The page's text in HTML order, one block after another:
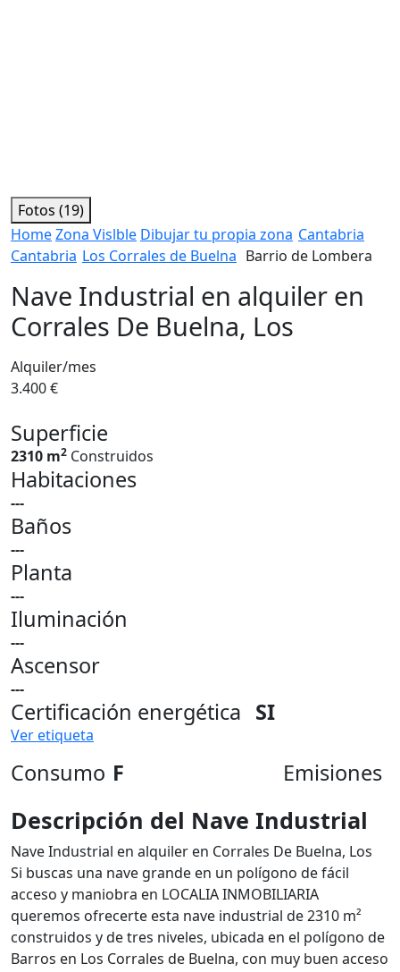
Fotos (19)
HomeZona Vislble Dibujar tu propia zona Cantabria
Cantabria Los Corrales de Buelna Barrio de Lombera
Nave Industrial en alquiler en
Corrales De Buelna, Los
Alquiler/mes
3.400 €
Superficie
2310 m2 Construidos
Habitaciones
---
Baños
---
Planta
---
Iluminación
---
Ascensor
---
Certificación energética SI
Ver etiqueta
Consumo F Emisiones
Descripción del Nave Industrial
Nave Industrial en alquiler en Corrales De Buelna, Los
Si buscas una nave grande en un polígono de fácil
acceso y maniobra en LOCALIA INMOBILIARIA
queremos ofrecerte esta nave industrial de 2310 m²
construidos y de tres niveles, ubicada en el polígono de
Barros en Los Corrales de Buelna, con muy buen acceso